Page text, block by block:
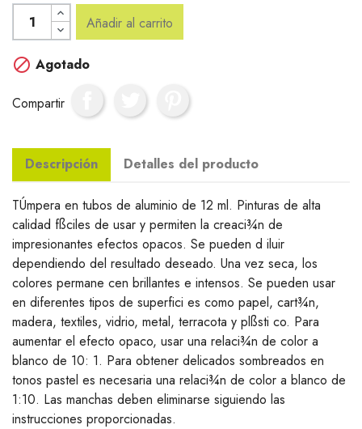
Añadir al carrito
 Agotado
Compartir
Descripción Detalles del producto
TÚmpera en tubos de aluminio de 12 ml. Pinturas de alta
calidad fßciles de usar y permiten la creaci¾n de
impresionantes efectos opacos. Se pueden d iluir
dependiendo del resultado deseado. Una vez seca, los
colores permane cen brillantes e intensos. Se pueden usar
en diferentes tipos de superfici es como papel, cart¾n,
madera, textiles, vidrio, metal, terracota y plßsti co. Para
aumentar el efecto opaco, usar una relaci¾n de color a
blanco de 10: 1. Para obtener delicados sombreados en
tonos pastel es necesaria una relaci¾n de color a blanco de
1:10. Las manchas deben eliminarse siguiendo las
instrucciones proporcionadas.